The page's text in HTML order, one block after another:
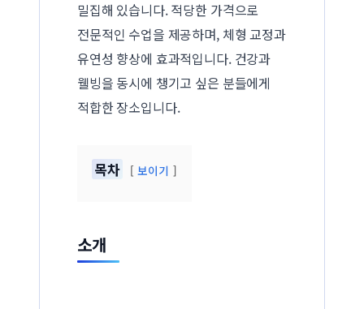
밀집해 있습니다. 적당한 가격으로
전문적인 수업을 제공하며, 체형 교정과
유연성 향상에 효과적입니다. 건강과
웰빙을 동시에 챙기고 싶은 분들에게
적합한 장소입니다.
목차 보이기
소개